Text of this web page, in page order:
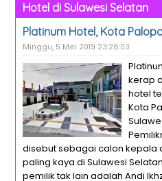
Hotel di Sulawesi Selatan
Platinum Hotel, Kota
Minggu, 5 Mei 2019 23:28:03
kerap
hotel
Kota
disebut sebagai calon kepala
paling kaya di Sulawesi
pemilik tak lain adalah Andi